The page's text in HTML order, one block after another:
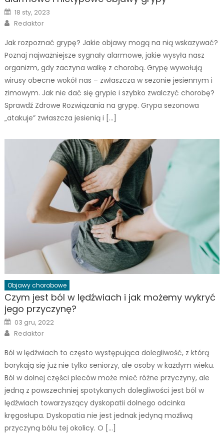
Posted
on
18 sty, 2023
Author
Redaktor
Jak rozpoznać grypę? Jakie objawy mogą na nią wskazywać?
Poznaj najważniejsze sygnały alarmowe, jakie wysyła nasz
organizm, gdy zaczyna walkę z chorobą. Grypę wywołują
wirusy obecne wokół nas – zwłaszcza w sezonie jesiennym i
zimowym. Jak nie dać się grypie i szybko zwalczyć chorobę?
Sprawdź Zdrowe Rozwiązania na grypę. Grypa sezonowa
„atakuje” zwłaszcza jesienią i […]
Objawy chorobowe
Czym jest ból w lędźwiach i jak możemy wykryć
jego przyczynę?
Posted
on
03 gru, 2022
Author
Redaktor
Ból w lędźwiach to często występująca dolegliwość, z którą
borykają się już nie tylko seniorzy, ale osoby w każdym wieku.
Ból w dolnej części pleców może mieć różne przyczyny, ale
jedną z powszechniej spotykanych dolegliwości jest ból w
lędźwiach towarzyszący dyskopatii dolnego odcinka
kręgosłupa. Dyskopatia nie jest jednak jedyną możliwą
przyczyną bólu tej okolicy. O […]